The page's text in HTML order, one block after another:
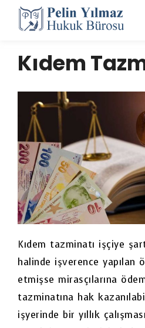
Kıdem
Kıdem tazminatı işçiye
halinde işverence yapılan
etmişse mirasçılarına
tazminatına hak
işyerinde bir yıllık